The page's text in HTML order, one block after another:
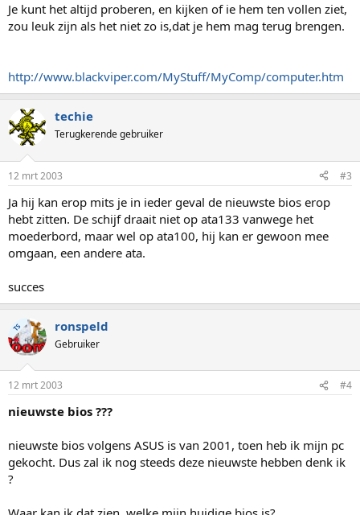
Je kunt het altijd proberen, en kijken of ie hem ten vollen ziet,
zou leuk zijn als het niet zo is,dat je hem mag terug brengen.
http://www.blackviper.com/MyStuff/MyComp/computer.htm
techie
Terugkerende gebruiker
12 mrt 2003 #3
Ja hij kan erop mits je in ieder geval de nieuwste bios erop
hebt zitten. De schijf draait niet op ata133 vanwege het
moederbord, maar wel op ata100, hij kan er gewoon mee
omgaan, een andere ata.
succes
TS ronspeld
Gebruiker
12 mrt 2003 #4
nieuwste bios ???
nieuwste bios volgens ASUS is van 2001, toen heb ik mijn pc
gekocht. Dus zal ik nog steeds deze nieuwste hebben denk ik
?